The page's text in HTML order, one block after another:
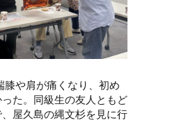
や肩が痛くなり、初め
た。同級生の友人ともど
屋久島の縄文杉を見に行